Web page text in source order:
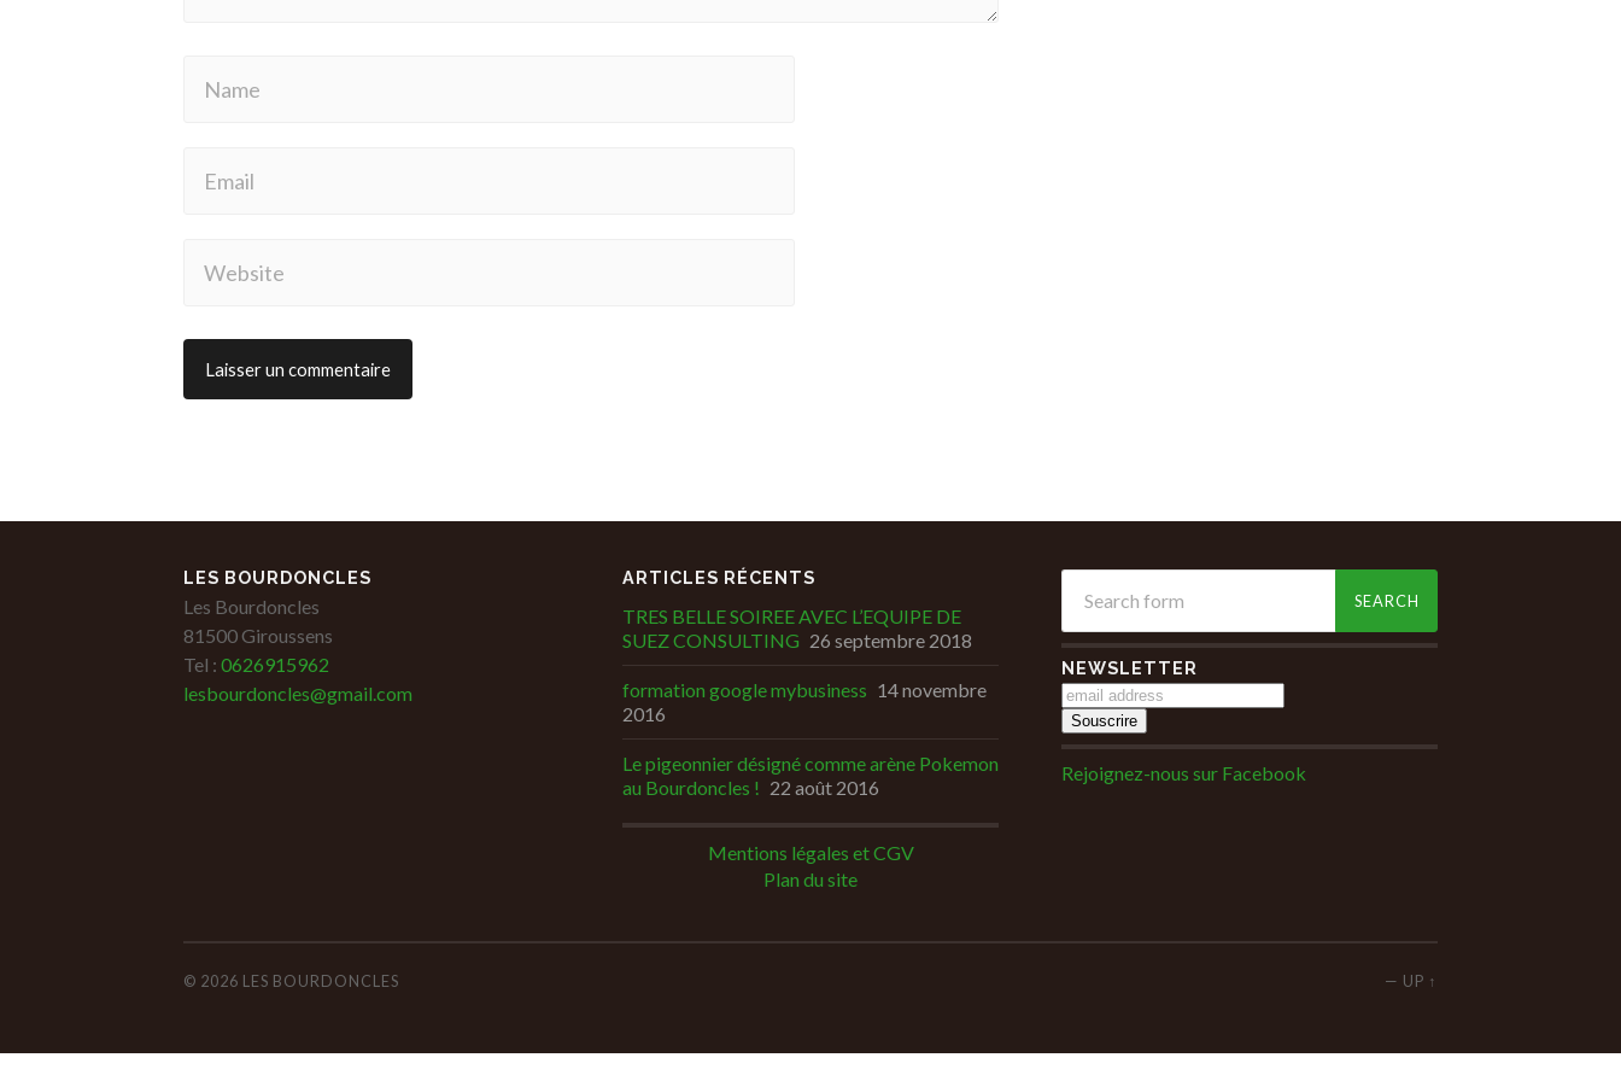
LES BOURDONCLES
Les Bourdoncles
81500 Giroussens
Tel : 0626915962
lesbourdoncles@gmail.com
ARTICLES RÉCENTS
TRES BELLE SOIREE AVEC L’EQUIPE DE
SUEZ CONSULTING 26 septembre 2018
formation google mybusiness 14 novembre
2016
Le pigeonnier désigné comme arène Pokemon
au Bourdoncles ! 22 août 2016
Mentions légales et CGV
Plan du site
NEWSLETTER
Rejoignez-nous sur Facebook
© 2026 LES BOURDONCLES — UP ↑